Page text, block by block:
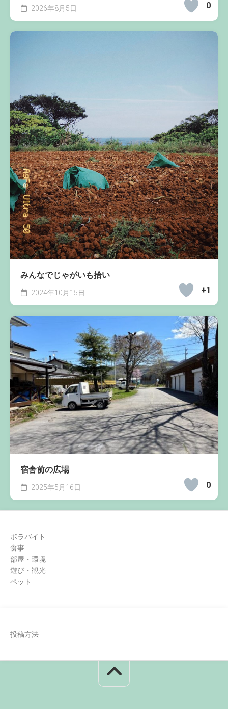
0
2026年8月5日
みんなでじゃがいも拾い
+1
2024年10月15日
宿舎前の広場
0
2025年5月16日
ボラバイト
食事
部屋・環境
遊び・観光
ペット
投稿方法